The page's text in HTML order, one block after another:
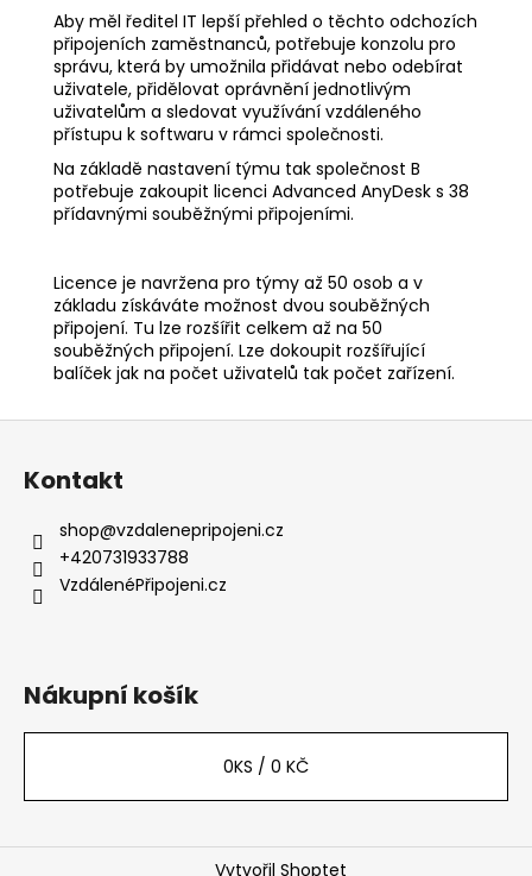
Aby měl ředitel IT lepší přehled o těchto odchozích
připojeních zaměstnanců, potřebuje konzolu pro
správu, která by umožnila přidávat nebo odebírat
uživatele, přidělovat oprávnění jednotlivým
uživatelům a sledovat využívání vzdáleného
přístupu k softwaru v rámci společnosti.
Na základě nastavení týmu tak společnost B
potřebuje zakoupit licenci Advanced AnyDesk s 38
přídavnými souběžnými připojeními.
Licence je navržena pro týmy až 50 osob a v
základu získáváte možnost dvou souběžných
připojení. Tu lze rozšířit celkem až na 50
souběžných připojení. Lze dokoupit rozšířující
balíček jak na počet uživatelů tak počet zařízení.
Z
Kontakt
shop@vzdalenepripojeni.cz
+420731933788
VzdálenéPřipojeni.cz
Nákupní košík
0KS / 0 KČ
Vytvořil Shoptet